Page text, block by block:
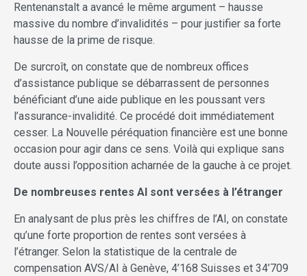
Rentenanstalt a avancé le même argument – hausse
massive du nombre d’invalidités – pour justifier sa forte
hausse de la prime de risque.
De surcroît, on constate que de nombreux offices
d’assistance publique se débarrassent de personnes
bénéficiant d’une aide publique en les poussant vers
l’assurance-invalidité. Ce procédé doit immédiatement
cesser. La Nouvelle péréquation financière est une bonne
occasion pour agir dans ce sens. Voilà qui explique sans
doute aussi l’opposition acharnée de la gauche à ce projet.
De nombreuses rentes AI sont versées à l’étranger
En analysant de plus près les chiffres de l’AI, on constate
qu’une forte proportion de rentes sont versées à
l’étranger. Selon la statistique de la centrale de
compensation AVS/AI à Genève, 4’168 Suisses et 34’709